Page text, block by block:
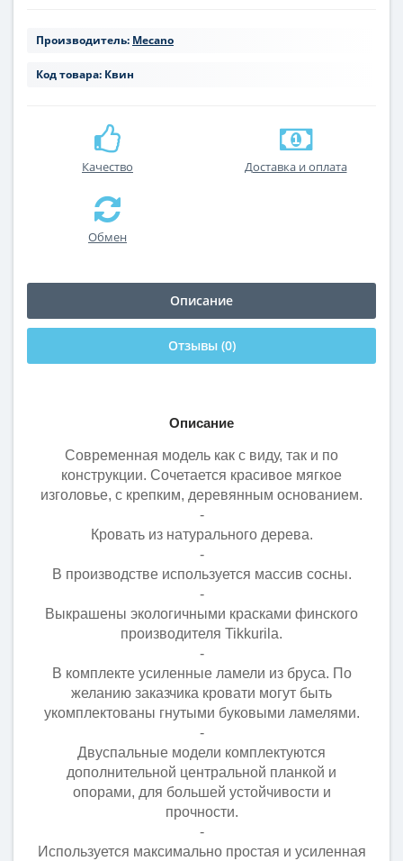
Производитель: Mecano
Код товара: Квин
Качество Доставка и оплата
Обмен
Описание
Отзывы (0)
Описание
Современная модель как с виду, так и по
конструкции. Сочетается красивое мягкое
изголовье, с крепким, деревянным основанием.
-
Кровать из натурального дерева.
-
В производстве используется массив сосны.
-
Выкрашены экологичными красками финского
производителя Tikkurila.
-
В комплекте усиленные ламели из бруса. По
желанию заказчика кровати могут быть
укомплектованы гнутыми буковыми ламелями.
-
Двуспальные модели комплектуются
дополнительной центральной планкой и
опорами, для большей устойчивости и
прочности.
-
Используется максимально простая и усиленная